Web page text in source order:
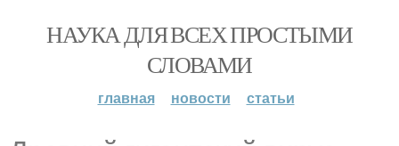
НАУКА ДЛЯ ВСЕХ ПРОСТЫМИ
СЛОВАМИ
главная новости статьи